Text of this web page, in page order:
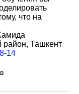
что на
район, Ташкент
14